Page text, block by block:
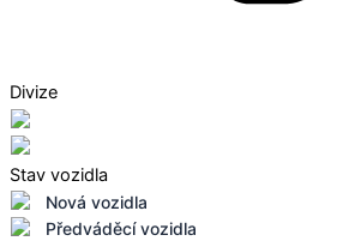
Divize
Stav vozidla
Nová vozidla
Předváděcí vozidla